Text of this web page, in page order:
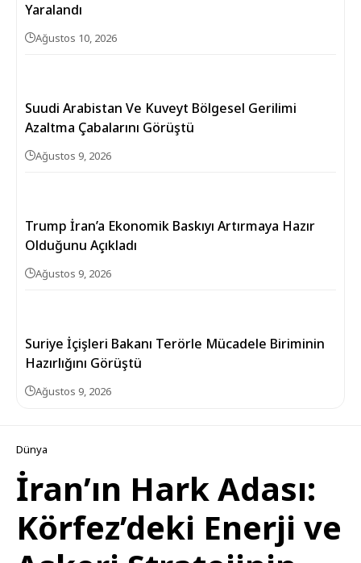
Yaralandı
Ağustos 10, 2026
Suudi Arabistan Ve Kuveyt Bölgesel Gerilimi
Azaltma Çabalarını Görüştü
Ağustos 9, 2026
Trump İran’a Ekonomik Baskıyı Artırmaya Hazır
Olduğunu Açıkladı
Ağustos 9, 2026
Suriye İçişleri Bakanı Terörle Mücadele Biriminin
Hazırlığını Görüştü
Ağustos 9, 2026
Dünya
İran’ın Hark Adası:
Körfez’deki Enerji ve